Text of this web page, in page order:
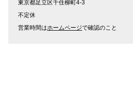
東京都足立区千住柳町4-3
不定休
営業時間はホームページで確認のこと